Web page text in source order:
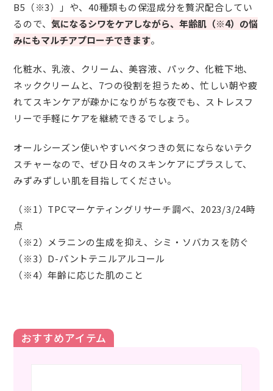
B5（※3）」や、40種類もの保湿成分を贅沢配合してい
るので、気になるシワをケアしながら、年齢肌（※4）の悩
みにもマルチアプローチできます。
化粧水、乳液、クリーム、美容液、パック、化粧下地、
ネッククリームと、7つの役割を担うため、忙しい朝や疲
れてスキンケアが疎かになりがちな夜でも、ストレスフ
リーで手軽にケアを継続できるでしょう。
オールシーズン使いやすいベタつきの気にならないテク
スチャーなので、ぜひ日々のスキンケアにプラスして、
みずみずしい肌を目指してください。
（※1）TPCマーケティングリサーチ調べ、2023/3/24時
点
（※2）メラニンの生成を抑え、シミ・ソバカスを防ぐ
（※3）D-パントテニルアルコール
（※4）年齢に応じた肌のこと
おすすめアイテム